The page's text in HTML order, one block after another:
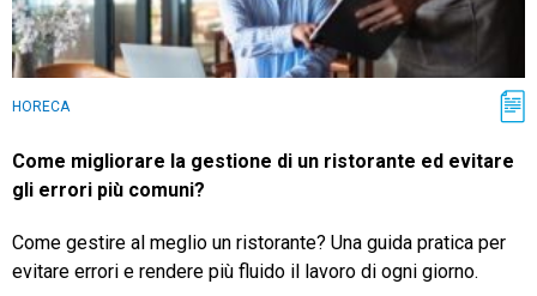
HORECA
Come migliorare la gestione di un ristorante ed evitare
gli errori più comuni?
Come gestire al meglio un ristorante? Una guida pratica per
evitare errori e rendere più fluido il lavoro di ogni giorno.